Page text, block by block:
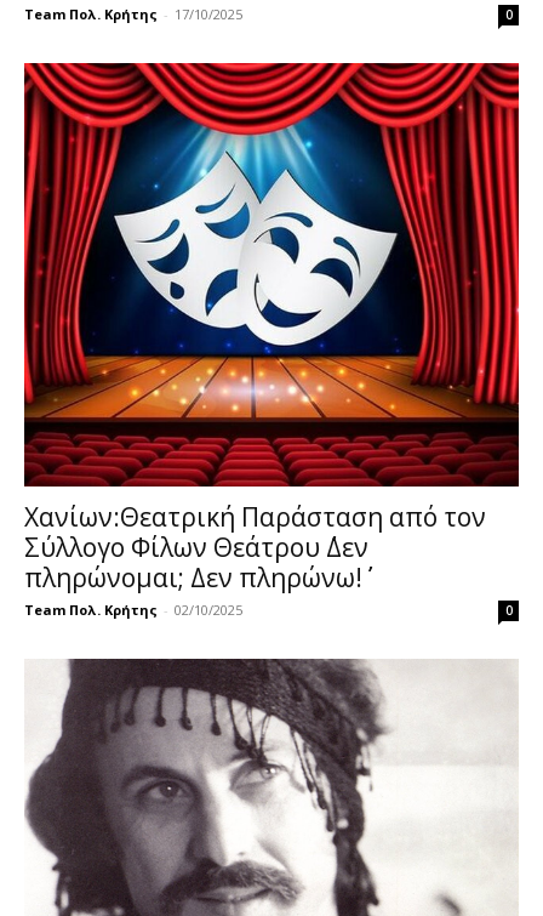
Team Πολ. Κρήτης - 17/10/2025 0
Χανίων:Θεατρική Παράσταση από τον
Σύλλογο Φίλων Θεάτρου ΄΄Δεν
πληρώνομαι; Δεν πληρώνω!΄΄
Team Πολ. Κρήτης - 02/10/2025 0